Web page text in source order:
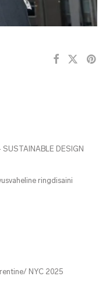
DESIGN
ringdisaini
NYC 2025